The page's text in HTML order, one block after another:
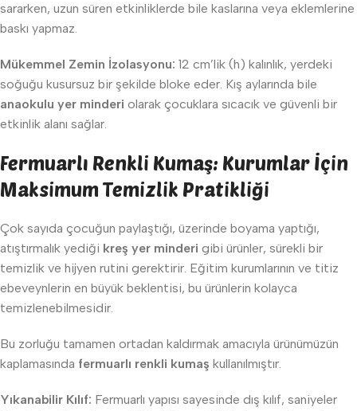
sararken, uzun süren etkinliklerde bile kaslarına veya eklemlerine
baskı yapmaz.
Mükemmel Zemin İzolasyonu: 12 cm’lik (h) kalınlık, yerdeki
soğuğu kusursuz bir şekilde bloke eder. Kış aylarında bile
anaokulu yer minderi olarak çocuklara sıcacık ve güvenli bir
etkinlik alanı sağlar.
Fermuarlı Renkli Kumaş: Kurumlar İçin
Maksimum Temizlik Pratikliği
Çok sayıda çocuğun paylaştığı, üzerinde boyama yaptığı,
atıştırmalık yediği kreş yer minderi gibi ürünler, sürekli bir
temizlik ve hijyen rutini gerektirir. Eğitim kurumlarının ve titiz
ebeveynlerin en büyük beklentisi, bu ürünlerin kolayca
temizlenebilmesidir.
Bu zorluğu tamamen ortadan kaldırmak amacıyla ürünümüzün
kaplamasında fermuarlı renkli kumaş kullanılmıştır.
Yıkanabilir Kılıf: Fermuarlı yapısı sayesinde dış kılıf, saniyeler